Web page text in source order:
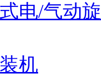
电/气动
机